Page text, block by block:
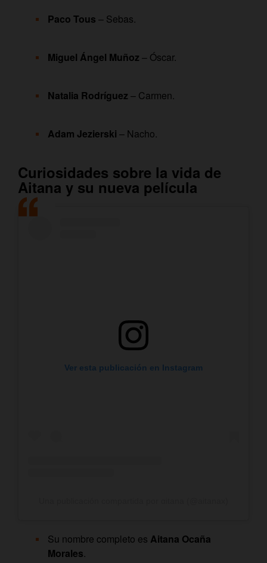
Paco Tous – Sebas.
Miguel Ángel Muñoz – Óscar.
Natalia Rodríguez – Carmen.
Adam Jezierski – Nacho.
Curiosidades sobre la vida de
Aitana y su nueva película
Ver esta publicación en Instagram
Su nombre completo es Aitana Ocaña
Morales.